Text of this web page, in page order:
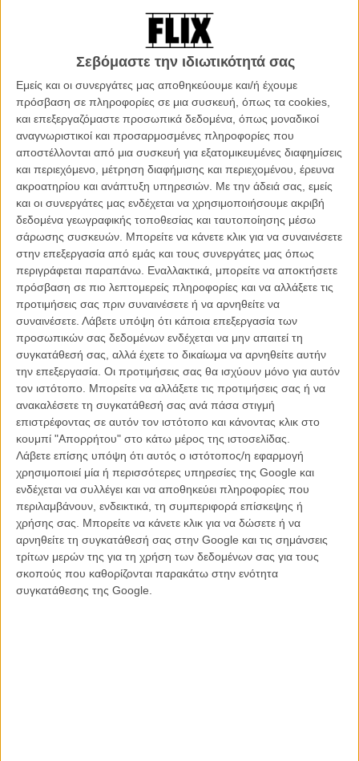
Σεβόμαστε την ιδιωτικότητά σας
Εμείς και οι συνεργάτες μας αποθηκεύουμε και/ή έχουμε
πρόσβαση σε πληροφορίες σε μια συσκευή, όπως τα cookies,
και επεξεργαζόμαστε προσωπικά δεδομένα, όπως μοναδικοί
αναγνωριστικοί και προσαρμοσμένες πληροφορίες που
αποστέλλονται από μια συσκευή για εξατομικευμένες διαφημίσεις
και περιεχόμενο, μέτρηση διαφήμισης και περιεχομένου, έρευνα
ακροατηρίου και ανάπτυξη υπηρεσιών. Με την άδειά σας, εμείς
και οι συνεργάτες μας ενδέχεται να χρησιμοποιήσουμε ακριβή
δεδομένα γεωγραφικής τοποθεσίας και ταυτοποίησης μέσω
σάρωσης συσκευών. Μπορείτε να κάνετε κλικ για να συναινέσετε
στην επεξεργασία από εμάς και τους συνεργάτες μας όπως
περιγράφεται παραπάνω. Εναλλακτικά, μπορείτε να αποκτήσετε
πρόσβαση σε πιο λεπτομερείς πληροφορίες και να αλλάξετε τις
προτιμήσεις σας πριν συναινέσετε ή να αρνηθείτε να
συναινέσετε. Λάβετε υπόψη ότι κάποια επεξεργασία των
προσωπικών σας δεδομένων ενδέχεται να μην απαιτεί τη
συγκατάθεσή σας, αλλά έχετε το δικαίωμα να αρνηθείτε αυτήν
την επεξεργασία. Οι προτιμήσεις σας θα ισχύουν μόνο για αυτόν
τον ιστότοπο. Μπορείτε να αλλάξετε τις προτιμήσεις σας ή να
ανακαλέσετε τη συγκατάθεσή σας ανά πάσα στιγμή
επιστρέφοντας σε αυτόν τον ιστότοπο και κάνοντας κλικ στο
κουμπί "Απορρήτου" στο κάτω μέρος της ιστοσελίδας.
Λάβετε επίσης υπόψη ότι αυτός ο ιστότοπος/η εφαρμογή
χρησιμοποιεί μία ή περισσότερες υπηρεσίες της Google και
ενδέχεται να συλλέγει και να αποθηκεύει πληροφορίες που
περιλαμβάνουν, ενδεικτικά, τη συμπεριφορά επίσκεψης ή
χρήσης σας. Μπορείτε να κάνετε κλικ για να δώσετε ή να
αρνηθείτε τη συγκατάθεσή σας στην Google και τις σημάνσεις
τρίτων μερών της για τη χρήση των δεδομένων σας για τους
σκοπούς που καθορίζονται παρακάτω στην ενότητα
συγκατάθεσης της Google.
να κλείσουν μια μεγάλη συμφωνία, που μπορεί να σώσει τις
δουλειές τους. Τι αποφασίζουν να κάνουν για να τον
εντυπωσιάσουν; Να διοργανώσουν ένα επικό πάρτι για τα
Χριστούγεννα! Φυσικά, το πάρτι γρήγορα ξεφεύγει κάθε ελέγχου και
οι παριστάμενοι γίνονται μάρτυρες μιας ξεκαρδιστικής
καταστροφής…
Εχει γίνει θεσμός πλέον κάθε χρόνο τέτοια εποχή, λίγες μέρες πριν
τα Χριστούγεννα, να κυκλοφορεί μια από αυτές τις ταινίες που όση
γιορτινή διάθεση κι αν προσπαθεί να μοιράσει μπαίνει απλώς στα
αζήτητα, όπως ένα κακό χριστουγεννιάτικό δώρο που λαμβάνεις
από κάποιον (και χωρίς να περιλαμβάνει κάρτα αλλαγής).
Θα πείτε πως η χειρονομία είναι αυτό που μετράει, αλλά η αλήθεια
είναι πως οι προθέσεις της νέας ταινίας των Τζος Γκόρντον και
Γουίλ Σεπκ δεν ξεφεύγουν από την κοινοτυπία όλων των
προηγούμενων ταινιών του είδους, όσο κι αν οι όποιες καλές
προθέσεις, τουλάχιστον στην αρχή της, δείχνουν πως οι δημιουργοί
του προσπαθούν να μιμηθούν ταινίες του διδύμου Σεθ Ρόγκεν και
Εβαν Γκόλντμπεργκ, χωρίς όμως τα ανάλογα αποτελέσματα.
Το «Christmas Office Party» ξεκινάει παίρνοντας μια ορμή ως προς
κάτι το οποίο φαίνεται να καταλήξει σε κάτι το διασκεδαστικό
(τουλάχιστον), αλλά όλο αυτό χάνεται από την μέση σχεδόν της
ταινίας καθώς το αφελές σενάριο, το «ενήλικο» - όσο πιο χυδαίο και
τολμηρό τόσο το καλύτερο - και εξυπνακίστικο χιούμορ διαδέχεται
ό,τι πραγματικά αστείο και διαφορετικό είχε χτιστεί στην πολύ αρχή
της ιστορίας.
Η ταινία μπαίνει γρήγορα σε έναν αυτόματο πιλότο, γεμάτα
προβλέψιμα γεγονότα, τα οποία δια μαγείας λύνονται όλα μέχρι το
τέλος ως ένα «χριστουγεννιάτικο θαύμα», με το χιούμορ της να
ξεφουσκώνει πλάνο με πλάνο πιο γρήγορα κι από έναν πλαστικό
Αγιο Βασίλη. Ακόμα και η εκκεντρικότητα πολλών από των
χαρακτήρων της ταινίας δεν μοιάζει να είναι ιδιαίτερα «εκκεντρική»